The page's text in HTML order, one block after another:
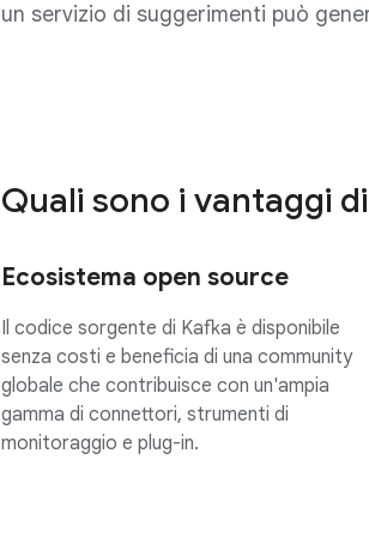
un servizio di suggerimenti può
Quali sono i vantaggi
Ecosistema open source
Il codice sorgente di Kafka è disponibile
senza costi e beneficia di una community
globale che contribuisce con un'ampia
gamma di connettori, strumenti di
monitoraggio e plug-in.